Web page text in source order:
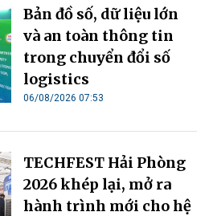
Bản đồ số, dữ liệu lớn
và an toàn thông tin
trong chuyển đổi số
logistics
06/08/2026 07:53
TECHFEST Hải Phòng
2026 khép lại, mở ra
hành trình mới cho hệ